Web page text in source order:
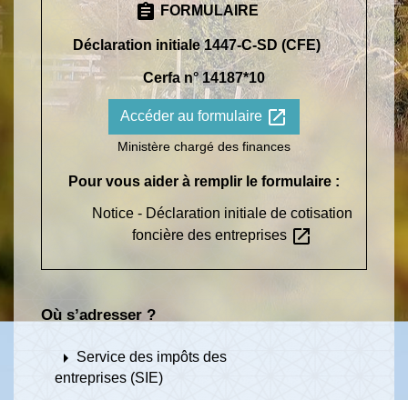
assignment FORMULAIRE
Déclaration initiale 1447-C-SD (CFE)
Cerfa n° 14187*10
Accéder au formulaire open_in_new
Ministère chargé des finances
Pour vous aider à remplir le formulaire :
Notice - Déclaration initiale de cotisation
foncière des entreprises open_in_new
Où s’adresser ?
arrow_right Service des impôts des
entreprises (SIE)